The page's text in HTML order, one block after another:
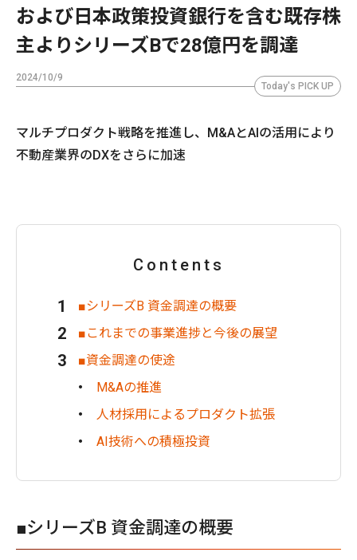
および日本政策投資銀行を含む既存株
主よりシリーズBで28億円を調達⁠
2024/10/9
Today's PICK UP
マルチプロダクト戦略を推進し、M&AとAIの活用により
不動産業界のDXをさらに加速
Contents
■シリーズB 資金調達の概要
■これまでの事業進捗と今後の展望
■資金調達の使途
M&Aの推進
人材採用によるプロダクト拡張
AI技術への積極投資
■シリーズB 資金調達の概要